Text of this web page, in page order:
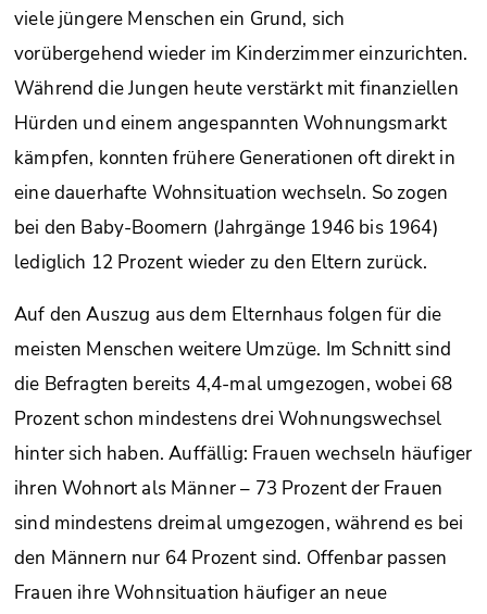
viele jüngere Menschen ein Grund, sich
vorübergehend wieder im Kinderzimmer einzurichten.
Während die Jungen heute verstärkt mit finanziellen
Hürden und einem angespannten Wohnungsmarkt
kämpfen, konnten frühere Generationen oft direkt in
eine dauerhafte Wohnsituation wechseln. So zogen
bei den Baby-Boomern (Jahrgänge 1946 bis 1964)
lediglich 12 Prozent wieder zu den Eltern zurück.
Auf den Auszug aus dem Elternhaus folgen für die
meisten Menschen weitere Umzüge. Im Schnitt sind
die Befragten bereits 4,4-mal umgezogen, wobei 68
Prozent schon mindestens drei Wohnungswechsel
hinter sich haben. Auffällig: Frauen wechseln häufiger
ihren Wohnort als Männer – 73 Prozent der Frauen
sind mindestens dreimal umgezogen, während es bei
den Männern nur 64 Prozent sind. Offenbar passen
Frauen ihre Wohnsituation häufiger an neue